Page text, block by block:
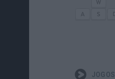
JOGOS